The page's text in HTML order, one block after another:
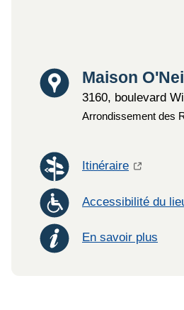
Lieu
Maison
3160, boulevard
Arrondissement des
Itinéraire
Accessibilité du
En savoir plus